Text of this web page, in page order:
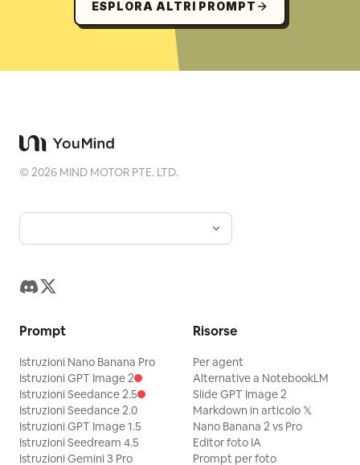
ESPLORA ALTRI PROMPT
©2026 MIND MOTOR PTE. LTD.
Prompt
Istruzioni Nano Banana Pro
Istruzioni GPT Image 2
Istruzioni Seedance 2.5
Istruzioni Seedance 2.0
Istruzioni GPT Image 1.5
Istruzioni Seedream 4.5
Istruzioni Gemini 3 Pro
Risorse
Per agent
Alternative a NotebookLM
Slide GPT Image 2
Markdown in articolo 𝕏
Nano Banana 2 vs Pro
Editor foto IA
Prompt per foto